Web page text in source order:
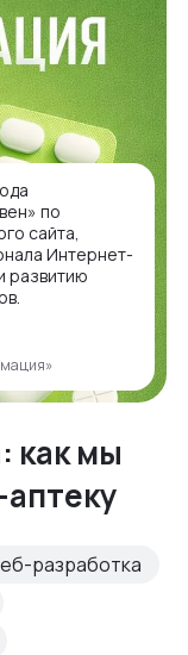
по
сайта,
Интернет-
развитию
как мы
разработка